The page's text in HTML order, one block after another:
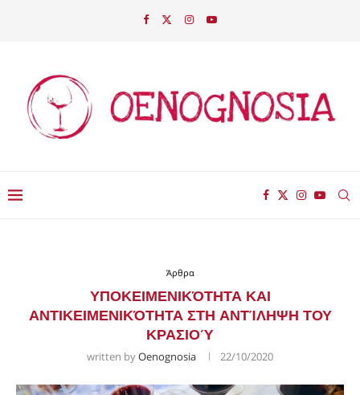
Άρθρα
ΥΠΟΚΕΙΜΕΝΙΚΌΤΗΤΑ ΚΑΙ
ΑΝΤΙΚΕΙΜΕΝΙΚΌΤΗΤΑ ΣΤΗ ΑΝΤΊΛΗΨΗ ΤΟΥ
ΚΡΑΣΙΟΎ
written byOenognosia 22/10/2020